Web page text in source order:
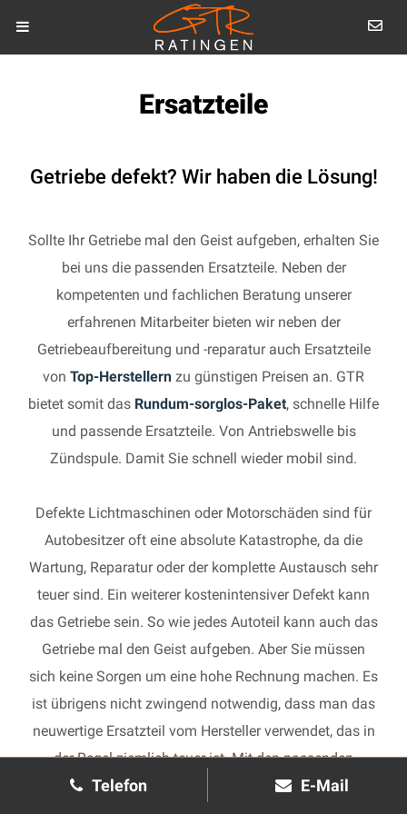
Telefon E-Mail
Ersatzteile
Getriebe defekt? Wir haben die Lösung!
Sollte Ihr Getriebe mal den Geist aufgeben, erhalten Sie
bei uns die passenden Ersatzteile. Neben der
kompetenten und fachlichen Beratung unserer
erfahrenen Mitarbeiter bieten wir neben der
Getriebeaufbereitung und -reparatur auch Ersatzteile
von Top-Herstellern zu günstigen Preisen an. GTR
bietet somit das Rundum-sorglos-Paket, schnelle Hilfe
und passende Ersatzteile. Von Antriebswelle bis
Zündspule. Damit Sie schnell wieder mobil sind.
Defekte Lichtmaschinen oder Motorschäden sind für
Autobesitzer oft eine absolute Katastrophe, da die
Wartung, Reparatur oder der komplette Austausch sehr
teuer sind. Ein weiterer kostenintensiver Defekt kann
das Getriebe sein. So wie jedes Autoteil kann auch das
Getriebe mal den Geist aufgeben. Aber Sie müssen
sich keine Sorgen um eine hohe Rechnung machen. Es
ist übrigens nicht zwingend notwendig, dass man das
neuwertige Ersatzteil vom Hersteller verwendet, das in
der Regel ziemlich teuer ist. Mit den passenden
Ersatzteilen kann jedes gebrauchte Getriebe schnell